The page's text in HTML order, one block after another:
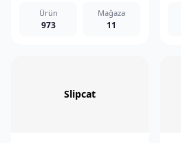
Ürün
973
Mağaza
11
Slipcat